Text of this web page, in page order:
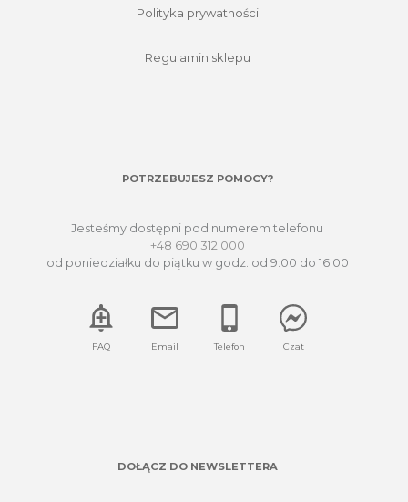
Polityka prywatności
Regulamin sklepu
POTRZEBUJESZ POMOCY?
Jesteśmy dostępni pod numerem telefonu
+48 690 312 000
od poniedziałku do piątku w godz. od 9:00 do 16:00
FAQ Email Telefon Czat
DOŁĄCZ DO NEWSLETTERA